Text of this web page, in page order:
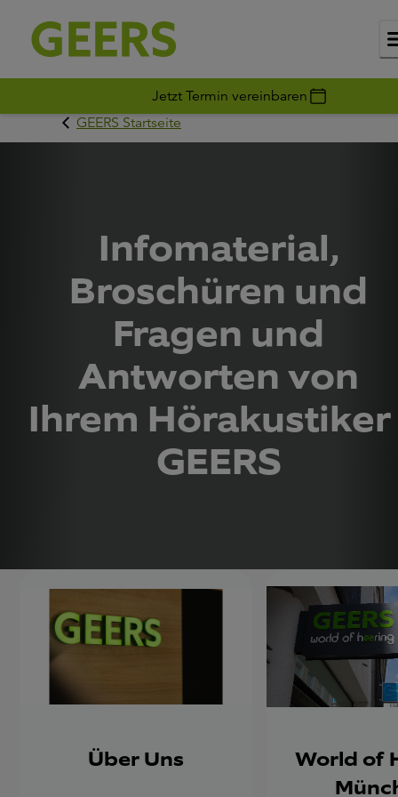
Jetzt Termin vereinbaren
GEERS Startseite
Infomaterial,
Broschüren und
Fragen und
Antworten von
Ihrem Hörakustiker
GEERS
Über Uns
World of